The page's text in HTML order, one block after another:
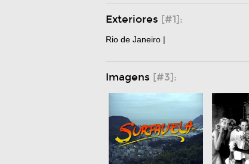
Exteriores [#1]:
Rio de Janeiro |
Imagens [#3]: